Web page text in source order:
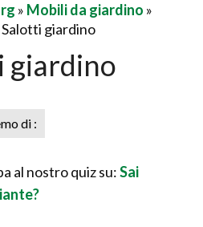
» Mobili da giardino »
Salotti giardino
giardino
di :
al nostro quiz su:Sai